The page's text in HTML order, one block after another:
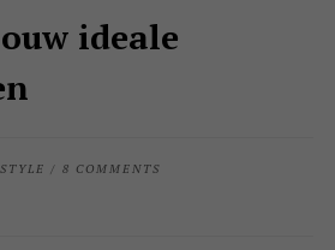
ideale
/ 8 COMMENTS